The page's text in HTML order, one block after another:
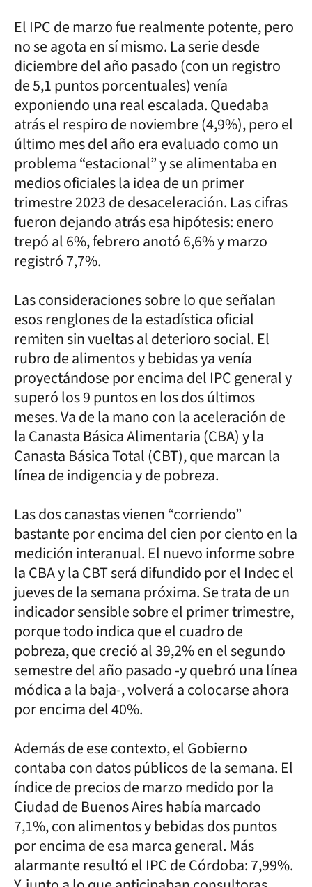
El IPC de marzo fue realmente potente, pero
no se agota en sí mismo. La serie desde
diciembre del año pasado (con un registro
de 5,1 puntos porcentuales) venía
exponiendo una real escalada. Quedaba
atrás el respiro de noviembre (4,9%), pero el
último mes del año era evaluado como un
problema “estacional” y se alimentaba en
medios oficiales la idea de un primer
trimestre 2023 de desaceleración. Las cifras
fueron dejando atrás esa hipótesis: enero
trepó al 6%, febrero anotó 6,6% y marzo
registró 7,7%.
Las consideraciones sobre lo que señalan
esos renglones de la estadística oficial
remiten sin vueltas al deterioro social. El
rubro de alimentos y bebidas ya venía
proyectándose por encima del IPC general y
superó los 9 puntos en los dos últimos
meses. Va de la mano con la aceleración de
la Canasta Básica Alimentaria (CBA) y la
Canasta Básica Total (CBT), que marcan la
línea de indigencia y de pobreza.
Las dos canastas vienen “corriendo”
bastante por encima del cien por ciento en la
medición interanual. El nuevo informe sobre
la CBA y la CBT será difundido por el Indec el
jueves de la semana próxima. Se trata de un
indicador sensible sobre el primer trimestre,
porque todo indica que el cuadro de
pobreza, que creció al 39,2% en el segundo
semestre del año pasado -y quebró una línea
módica a la baja-, volverá a colocarse ahora
por encima del 40%.
Además de ese contexto, el Gobierno
contaba con datos públicos de la semana. El
índice de precios de marzo medido por la
Ciudad de Buenos Aires había marcado
7,1%, con alimentos y bebidas dos puntos
por encima de esa marca general. Más
alarmante resultó el IPC de Córdoba: 7,99%.